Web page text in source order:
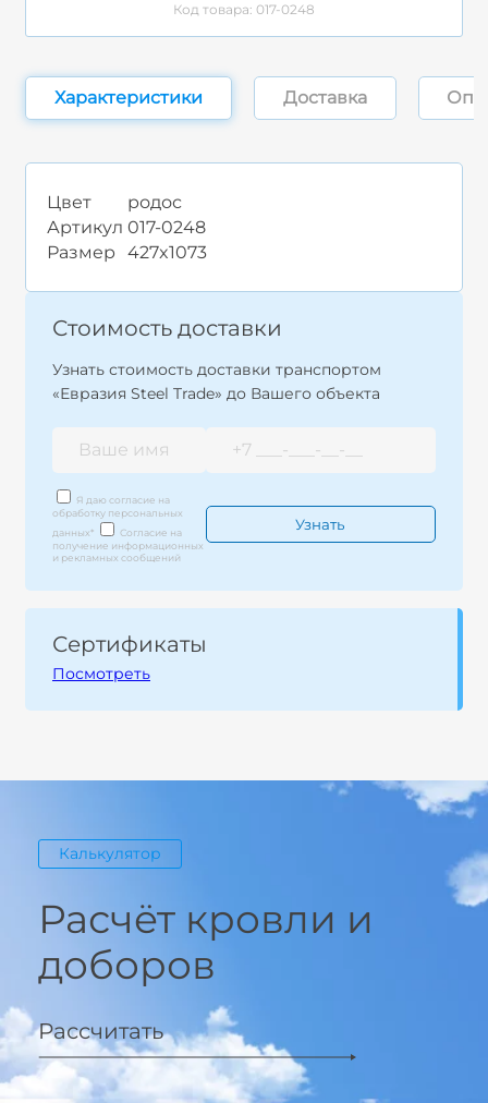
Код товара: 017-0248
Характеристики Доставка
Цвет
родос
Артикул 017-0248
Размер
427x1073
Стоимость доставки
Узнать стоимость доставки транспортом
«Евразия Steel Trade» до Вашего объекта
Я даю согласие на
обработку персональных
данных*
Согласие на
получение информационных
и рекламных сообщений
Сертификаты
Посмотреть
Калькулятор
Расчёт кровли и
доборов
Рассчитать